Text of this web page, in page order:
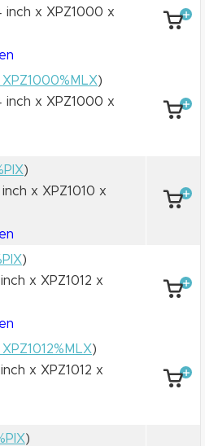
inch x XPZ1000 x
XPZ1000%MLX)
inch x XPZ1000 x
)
x XPZ1010 x
)
x XPZ1012 x
XPZ1012%MLX)
x XPZ1012 x
)